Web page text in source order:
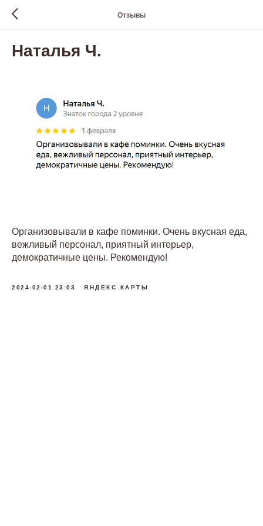
Отзывы
Наталья Ч.
Организовывали в кафе поминки. Очень вкусная еда,
вежливый персонал, приятный интерьер,
демократичные цены. Рекомендую!
2024-02-01 23:03 ЯНДЕКС КАРТЫ